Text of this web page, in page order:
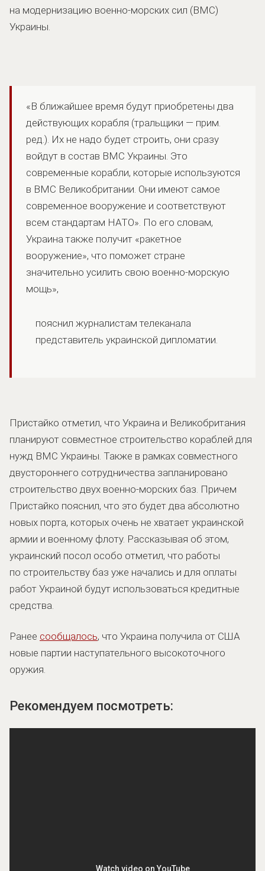
на модернизацию военно-морских сил (ВМС)
Украины.
«В ближайшее время будут приобретены два
действующих корабля (тральщики — прим.
ред.). Их не надо будет строить, они сразу
войдут в состав ВМС Украины. Это
современные корабли, которые используются
в ВМС Великобритании. Они имеют самое
современное вооружение и соответствуют
всем стандартам НАТО». По его словам,
Украина также получит «ракетное
вооружение», что поможет стране
значительно усилить свою военно-морскую
мощь»,
пояснил журналистам телеканала
представитель украинской дипломатии.
Пристайко отметил, что Украина и Великобритания
планируют совместное строительство кораблей для
нужд ВМС Украины. Также в рамках совместного
двустороннего сотрудничества запланировано
строительство двух военно-морских баз. Причем
Пристайко пояснил, что это будет два абсолютно
новых порта, которых очень не хватает украинской
армии и военному флоту. Рассказывая об этом,
украинский посол особо отметил, что работы
по строительству баз уже начались и для оплаты
работ Украиной будут использоваться кредитные
средства.
Ранее сообщалось, что Украина получила от США
новые партии наступательного высокоточного
оружия.
Рекомендуем посмотреть: